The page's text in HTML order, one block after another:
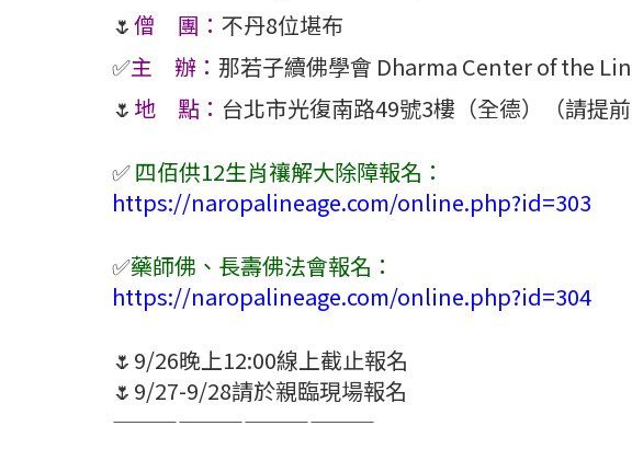
🌷僧 團： 不丹8位堪布
✅主 辦： 那若子續佛學會 Dharma Center of the
🌷 地 點： 台北市光復南路49號3樓（全德）（請提前
✅四佰供12生肖禳解大除障報名：
https://naropalineage.com/online.php?id=303
✅藥師佛、長壽佛法會報名：
https://naropalineage.com/online.php?id=304
🌷9/26晚上12:00線上截止報名
🌷9/27-9/28請於親臨現場報名
————————————